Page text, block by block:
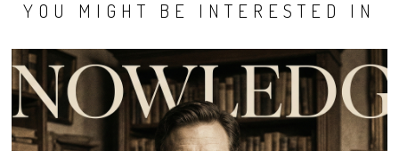
YOU MIGHT BE INTERESTED IN